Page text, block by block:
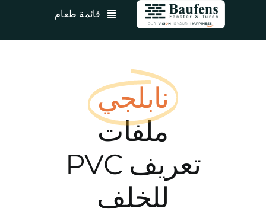
المحتوى
قائمة طعام
نابلجي
ملفات
تعريف PVC
للخلف